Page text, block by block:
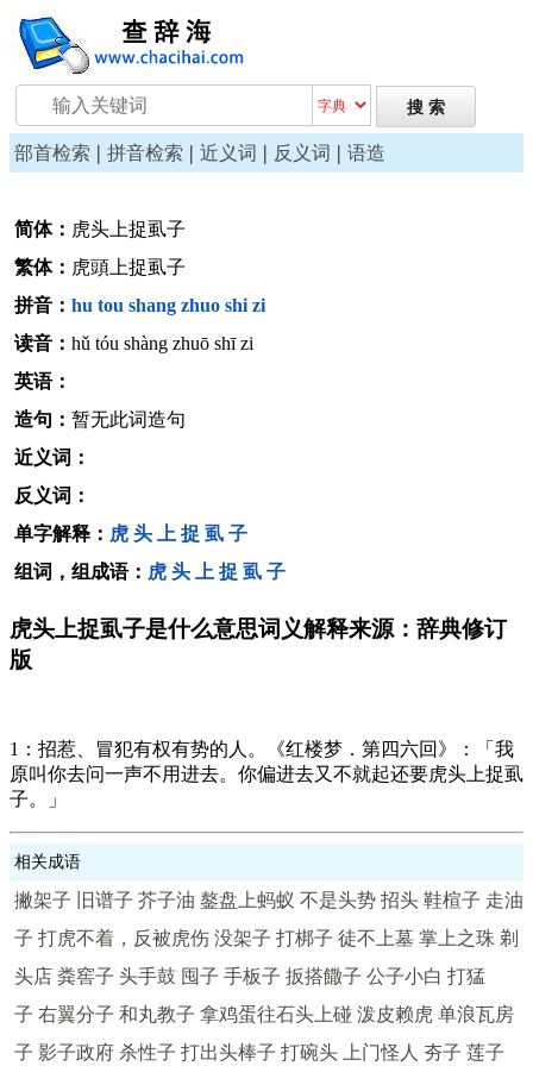
部首检索 | 拼音检索 | 近义词 | 反义词 | 语造
简体： 虎头上捉虱子
繁体： 虎頭上捉虱子
拼音： hu tou shang zhuo shi zi
读音： hǔ tóu shàng zhuō shī zi
英语：
造句： 暂无此词造句
近义词：
反义词：
单字解释： 虎 头 上 捉 虱 子
组词，组成语： 虎 头 上 捉 虱 子
虎头上捉虱子是什么意思词义解释来源：辞典修订
版
1：招惹、冒犯有权有势的人。《红楼梦．第四六回》：「我
原叫你去问一声不用进去。你偏进去又不就起还要虎头上捉虱
子。」
相关成语
撇架子 旧谱子 芥子油 鏊盘上蚂蚁 不是头势 招头 鞋楦子 走油
子 打虎不着，反被虎伤 没架子 打梆子 徒不上墓 掌上之珠 剃
头店 粪窖子 头手鼓 囤子 手板子 扳搭饊子 公子小白 打猛
子 右翼分子 和丸教子 拿鸡蛋往石头上碰 泼皮赖虎 单浪瓦房
子 影子政府 杀性子 打出头棒子 打碗头 上门怪人 夯子 莲子